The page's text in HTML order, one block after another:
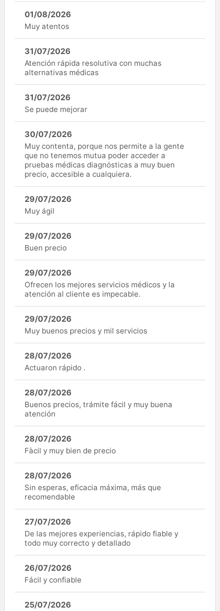
01/08/2026
Muy atentos
31/07/2026
Atención rápida resolutiva con muchas
alternativas médicas
31/07/2026
Se puede mejorar
30/07/2026
Muy contenta, porque nos permite a la gente
que no tenemos mutua poder acceder a
pruebas médicas diagnósticas a muy buen
precio, accesible a cualquiera.
29/07/2026
Muy ágil
29/07/2026
Buen precio
29/07/2026
Ofrecen los mejores servicios médicos y la
atención al cliente es impecable.
29/07/2026
Muy buenos precios y mil servicios
28/07/2026
Actuaron rápido .
28/07/2026
Buenos precios, trámite fácil y muy buena
atención
28/07/2026
Fàcil y muy bien de precio
28/07/2026
Sin esperas, eficacia máxima, más que
recomendable
27/07/2026
De las mejores experiencias, rápido fiable y
todo muy correcto y detallado
26/07/2026
Fácil y confiable
25/07/2026